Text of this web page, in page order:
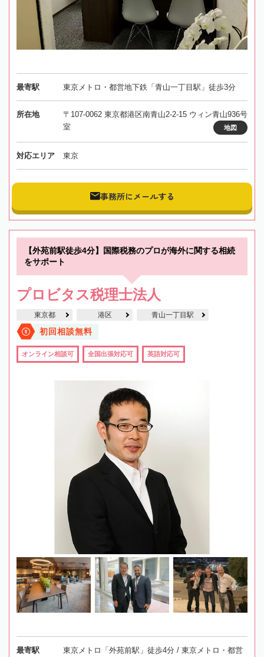
最寄駅 東京メトロ・都営地下鉄「青山一丁目駅」徒歩3分
所在地
〒107-0062 東京都港区南青山2-2-15 ウィン青山936号
室
地図
対応エリア 東京
事務所にメールする
【外苑前駅徒歩4分】国際税務のプロが海外に関する相続
をサポート
プロビタス税理士法人
東京都 港区 青山一丁目駅
初回相談無料
オンライン相談可 全国出張対応可 英語対応可
最寄駅
東京メトロ「外苑前駅」徒歩4分 / 東京メトロ・都営